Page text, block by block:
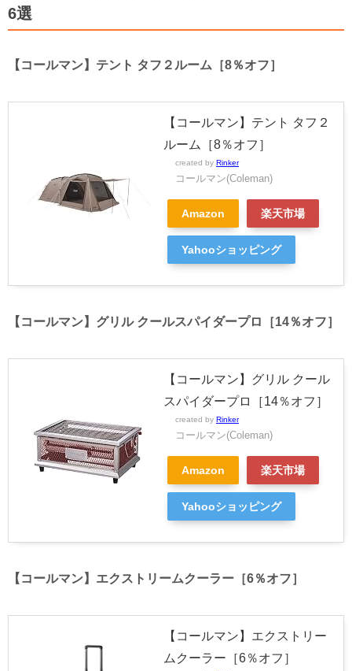
6選
【コールマン】テント タフ２ルーム［8％オフ］
【コールマン】テント タフ２
ルーム［8％オフ］
created by Rinker
コールマン(Coleman)
Amazon 楽天市場
Yahooショッピング
【コールマン】グリル クールスパイダープロ［14％オフ］
【コールマン】グリル クール
スパイダープロ［14％オフ］
created by Rinker
コールマン(Coleman)
Amazon 楽天市場
Yahooショッピング
【コールマン】エクストリームクーラー［6％オフ］
【コールマン】エクストリー
ムクーラー［6％オフ］